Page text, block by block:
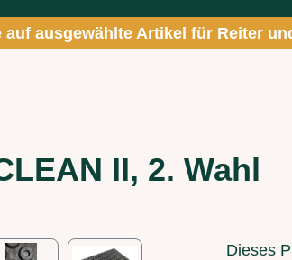
ausgewählte Artikel für Reiter
II, 2. Wahl
Dieses